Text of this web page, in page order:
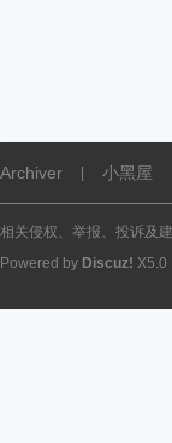
Archiver 小黑屋
相关侵权、举报、投诉及
Powered by Discuz! X5.0